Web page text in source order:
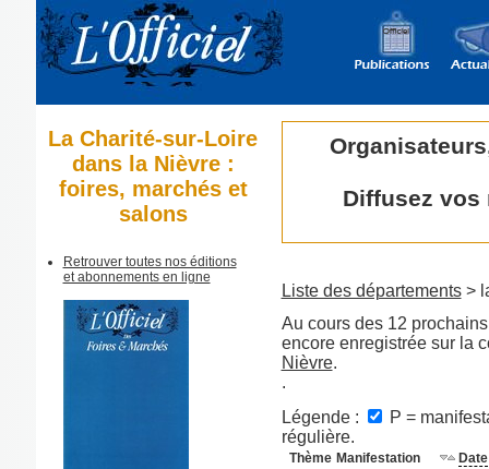
La Charité-sur-Loire
dans la Nièvre :
foires, marchés et
salons
Retrouver toutes nos éditions
et abonnements en ligne
Diffusez vos
Liste des départements>
Au cours des 12
encore enregistrée sur la
Nièvre.
.
Légende :
P =
régulière.
Thème Manifestation Date